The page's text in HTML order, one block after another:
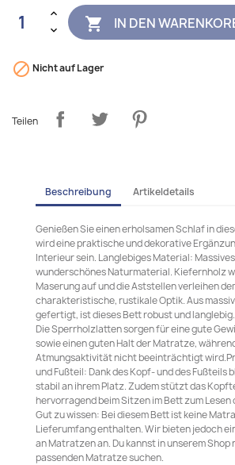
 IN DEN
 Nicht auf Lager
Teilen
Beschreibung Artikeldetails
Genießen Sie einen erholsamen Schlaf in
wird eine praktische und dekorative
Interieur sein. Langlebiges Material:
wunderschönes Naturmaterial. Kiefernholz
Maserung auf und die Aststellen verleihen
charakteristische, rustikale Optik. Aus
gefertigt, ist dieses Bett robust und
Die Sperrholzlatten sorgen für eine gute
sowie einen guten Halt der Matratze,
Atmungsaktivität nicht beeinträchtigt
und Fußteil: Dank des Kopf- und des Fußteils
stabil an ihrem Platz. Zudem stützt das
hervorragend beim Sitzen im Bett zum Lesen
Gut zu wissen: Bei diesem Bett ist keine
Lieferumfang enthalten. Wir bieten jedoch
an Matratzen an. Du kannst in unserem Shop
passenden Matratze suchen.